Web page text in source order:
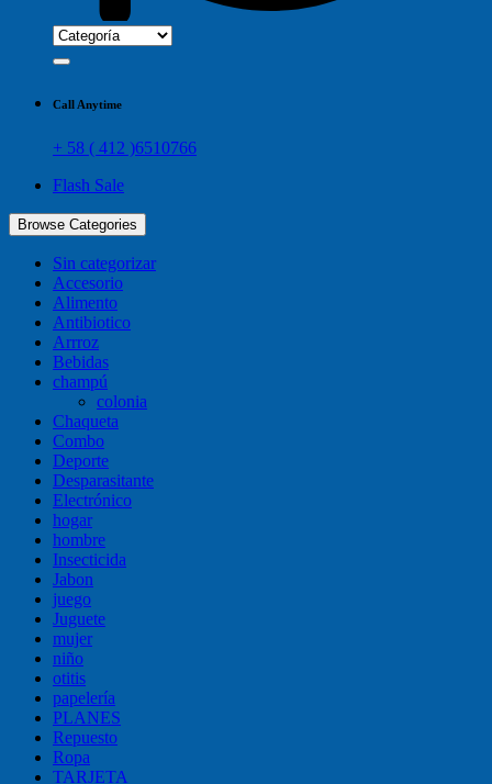
Call Anytime
+ 58 ( 412 )6510766
Flash Sale
Browse Categories
Sin categorizar
Accesorio
Alimento
Antibiotico
Arrroz
Bebidas
champú
colonia
Chaqueta
Combo
Deporte
Desparasitante
Electrónico
hogar
hombre
Insecticida
Jabon
juego
Juguete
mujer
niño
otitis
papelería
PLANES
Repuesto
Ropa
TARJETA